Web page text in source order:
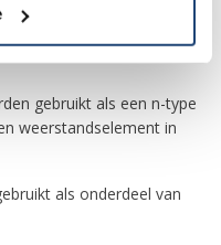
indiumoxide
gebruikt voor
gebruikt als een n-type
weerstandselement in
als onderdeel van